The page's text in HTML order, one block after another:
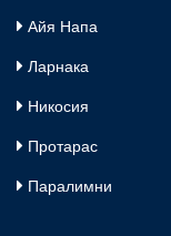
Айя Напа
Ларнака
Никосия
Протарас
Паралимни